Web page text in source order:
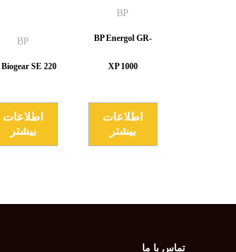
BP
BP Energol GR-
XP 1000
اطلاعات
بیشتر
BP
Biogear SE 220
اطلاعات
بیشتر
تماس با ما